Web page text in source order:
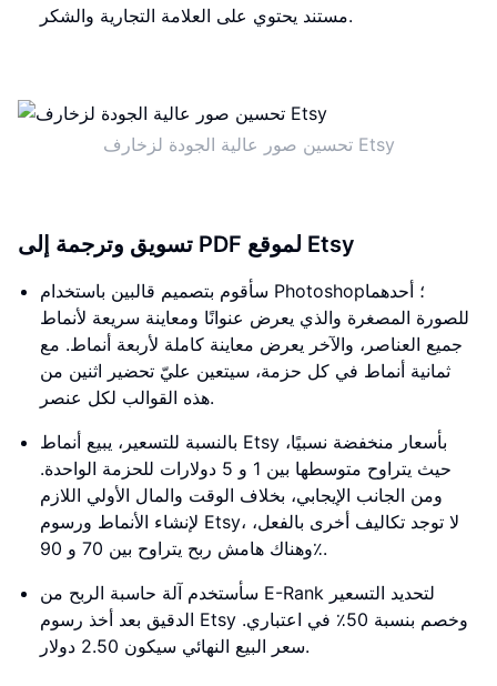
مستند يحتوي على العلامة التجارية والشكر.
تحسين صور عالية الجودة لزخارف Etsy
تسويق وترجمة إلى PDF لموقع Etsy
سأقوم بتصميم قالبين باستخدام Photoshop؛ أحدهما
للصورة المصغرة والذي يعرض عنوانًا ومعاينة سريعة لأنماط
جميع العناصر، والآخر يعرض معاينة كاملة لأربعة أنماط. مع
ثمانية أنماط في كل حزمة، سيتعين عليّ تحضير اثنين من
هذه القوالب لكل عنصر.
بالنسبة للتسعير، يبيع أنماط Etsy بأسعار منخفضة نسبيًا،
حيث يتراوح متوسطها بين 1 و 5 دولارات للحزمة الواحدة.
ومن الجانب الإيجابي، بخلاف الوقت والمال الأولي اللازم
لإنشاء الأنماط ورسوم Etsy، لا توجد تكاليف أخرى بالفعل،
وهناك هامش ربح يتراوح بين 70 و 90٪.
سأستخدم آلة حاسبة الربح من E-Rank لتحديد التسعير
الدقيق بعد أخذ رسوم Etsy وخصم بنسبة 50٪ في اعتباري.
سعر البيع النهائي سيكون 2.50 دولار.